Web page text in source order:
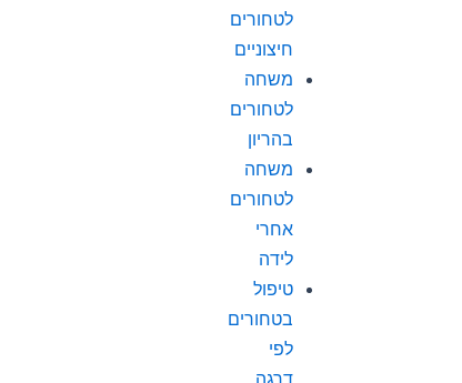
לטחורים
חיצוניים
משחה
לטחורים
בהריון
משחה
לטחורים
אחרי
לידה
טיפול
בטחורים
לפי
דרגה